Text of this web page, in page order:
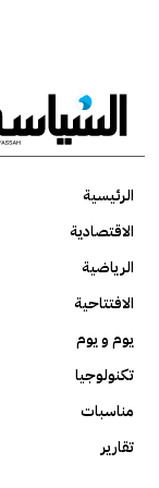
الرئيسية
الاقتصادية
الرياضية
الافتتاحية
يوم و يوم
تكنولوجيا
مناسبات
تقارير